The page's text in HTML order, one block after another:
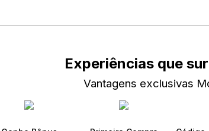
Experiências que
Vantagens exclusivas